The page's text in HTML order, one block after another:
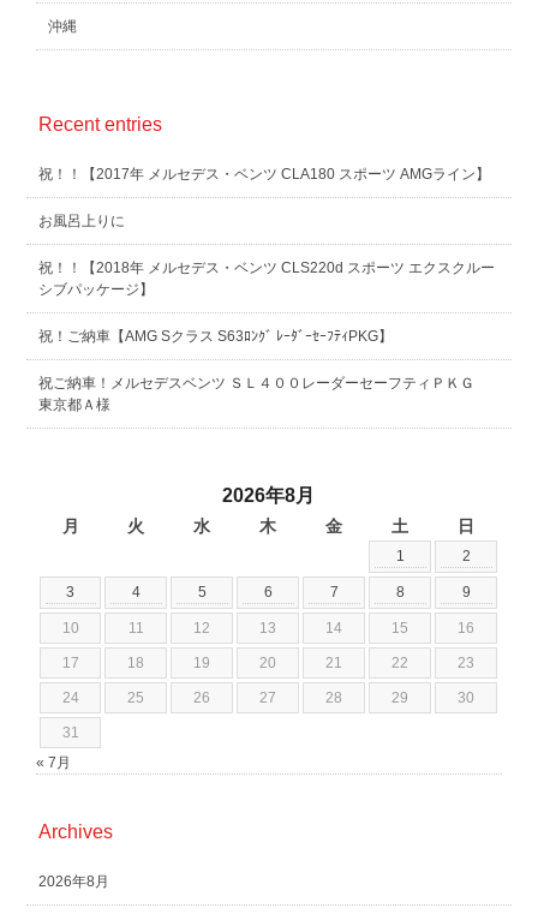
沖縄
Recent entries
祝！！【2017年 メルセデス・ベンツ CLA180 スポーツ AMGライン】
お風呂上りに
祝！！【2018年 メルセデス・ベンツ CLS220d スポーツ エクスクルー
シブパッケージ】
祝！ご納車【AMG Sクラス S63ﾛﾝｸﾞ ﾚｰﾀﾞｰｾｰﾌﾃｨPKG】
祝ご納車！メルセデスベンツ ＳＬ４００レーダーセーフティＰＫＧ
東京都Ａ様
2026年8月
月 火 水 木 金 土 日
1 2
3 4 5 6 7 8 9
10 11 12 13 14 15 16
17 18 19 20 21 22 23
24 25 26 27 28 29 30
31
« 7月
Archives
2026年8月